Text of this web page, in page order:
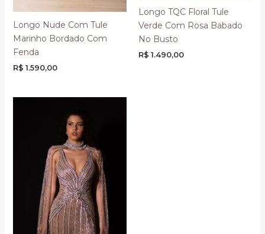
Longo Nude Com Tule
Marinho Bordado Com
Fenda
R$ 1.590,00
Longo TQC Floral Tule
Verde Com Rosa Babado
No Busto
R$ 1.490,00